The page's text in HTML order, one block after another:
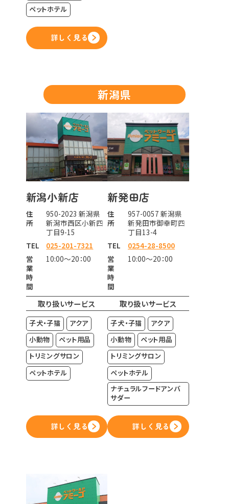
ペットホテル
詳しく見る
新潟県
新潟小新店
住
所
950-2023 新潟県
新潟市西区小新四
丁目9-15
TEL
025-201-7321
営
業
時
間
10:00～20：00
取り扱いサービス
子犬・子猫
アクア
小動物
ペット用品
トリミングサロン
ペットホテル
詳しく見る
新発田店
住
所
957-0057 新潟県
新発田市御幸町四
丁目13-4
TEL
0254-28-8500
営
業
時
間
10:00～20：00
取り扱いサービス
子犬・子猫
アクア
小動物
ペット用品
トリミングサロン
ペットホテル
ナチュラルフードアンバ
サダー
詳しく見る